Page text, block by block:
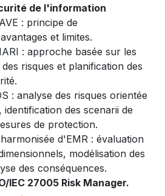
de l'information
: principe de
et limites.
: approche basée sur les
risques et planification des
: analyse des risques orientée
des scenarii de
de protection.
d'EMR : évaluation
modélisation des
des conséquences.
IEC 27005 Risk Manager.